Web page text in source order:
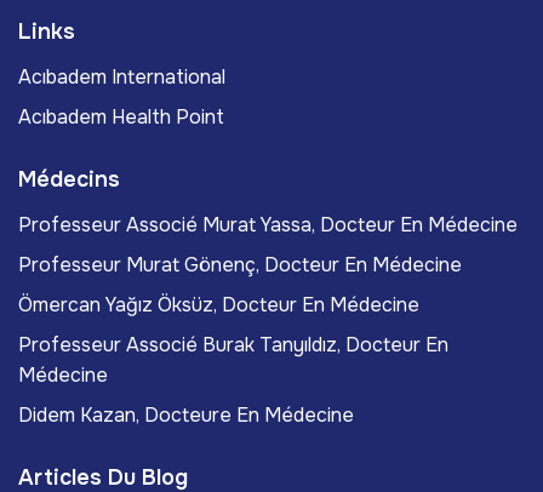
Links
Acıbadem International
Acıbadem Health Point
Médecins
Professeur Associé Murat Yassa, Docteur En Médecine
Professeur Murat Gönenç, Docteur En Médecine
Ömercan Yağız Öksüz, Docteur En Médecine
Professeur Associé Burak Tanyıldız, Docteur En
Médecine
Didem Kazan, Docteure En Médecine
Articles Du Blog